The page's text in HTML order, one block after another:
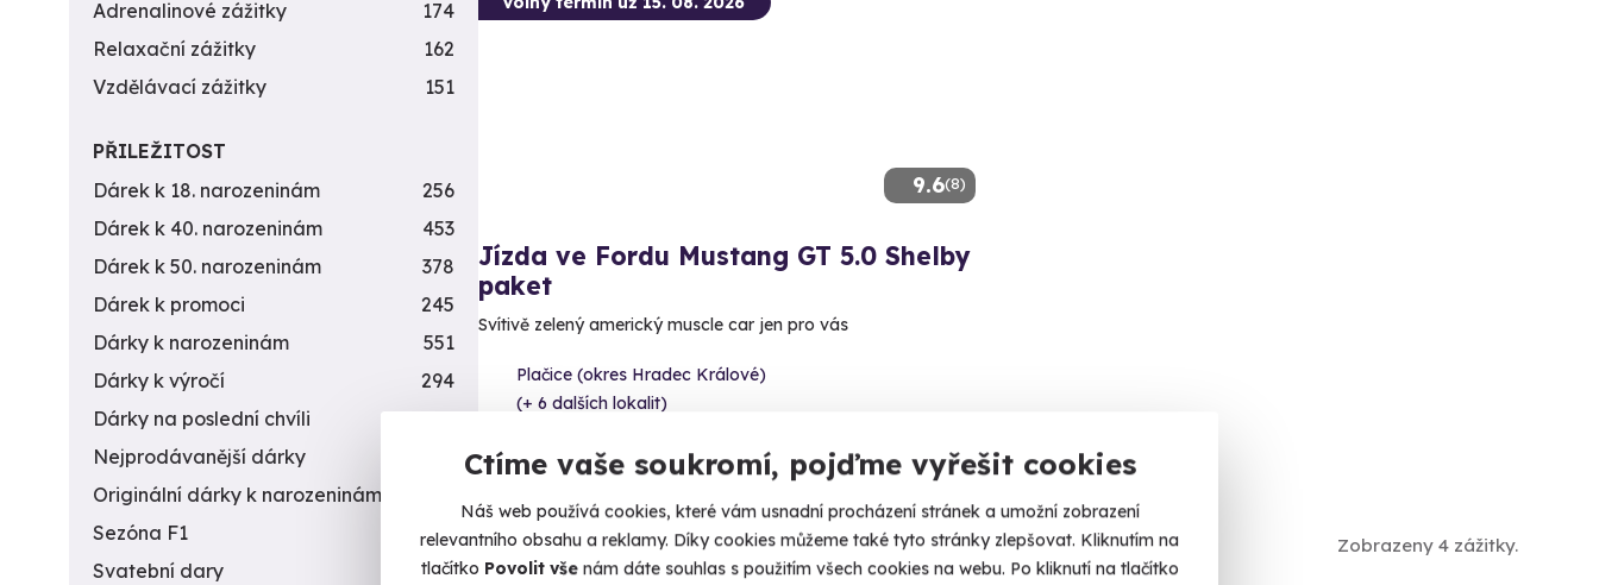
Ctíme vaše soukromí, pojďme vyřešit cookies
Náš web používá cookies, které vám usnadní procházení stránek a umožní zobrazení
relevantního obsahu a reklamy. Díky cookies můžeme také tyto stránky zlepšovat. Kliknutím na
tlačítko Povolit vše nám dáte souhlas s použitím všech cookies na webu. Po kliknutí na tlačítko
9.6(8)
Jízda ve Fordu Mustang GT 5.0 Shelby
paket
Svítivě zelený americký muscle car jen pro vás
Plačice (okres Hradec Králové)
(+ 6 dalších lokalit)
1 399 Kč
Zobrazeny 4 zážitky.
Adrenalinové zážitky
174
Relaxační zážitky
162
Vzdělávací zážitky
151
PŘILEŽITOST
Dárek k 18. narozeninám
256
Dárek k 40. narozeninám
453
Dárek k 50. narozeninám
378
Dárek k promoci
245
Dárky k narozeninám
551
Dárky k výročí
294
Dárky na poslední chvíli
450
Nejprodávanější dárky
Originální dárky k narozeninám
Sezóna F1
4
Svatební dary
196